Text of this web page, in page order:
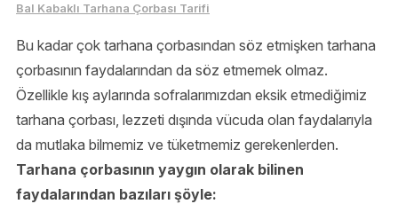
Bal Kabaklı Tarhana Çorbası Tarifi
Bu kadar çok tarhana çorbasından söz etmişken tarhana
çorbasının faydalarından da söz etmemek olmaz.
Özellikle kış aylarında sofralarımızdan eksik etmediğimiz
tarhana çorbası, lezzeti dışında vücuda olan faydalarıyla
da mutlaka bilmemiz ve tüketmemiz gerekenlerden.
Tarhana çorbasının yaygın olarak bilinen
faydalarından bazıları şöyle: